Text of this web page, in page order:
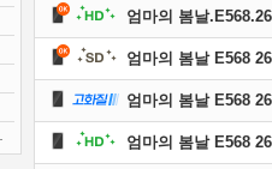
엄마의 봄날
엄마의 봄날 E568
엄마의 봄날 E568
엄마의 봄날 E568